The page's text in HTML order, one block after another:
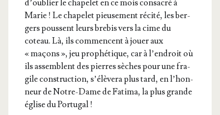
d’ou­blier le cha­pe­let en ce mois consa­cré à
Marie ! Le cha­pe­let pieu­se­ment réci­té, les ber­
gers poussent leurs bre­bis vers la cime du
coteau. Là, ils com­mencent à jouer aux
« maçons », jeu pro­phé­tique, car à l’en­droit où
ils assemblent des pierres sèches pour une fra­
gile construc­tion, s’é­lè­ve­ra plus tard, en l’hon­
neur de Notre-Dame de Fati­ma, la plus grande
église du Portugal !